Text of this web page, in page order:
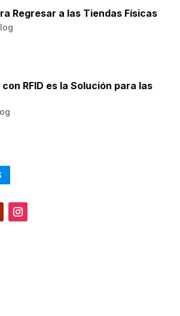
Regresar a las Tiendas Físicas
RFID es la Solución para las